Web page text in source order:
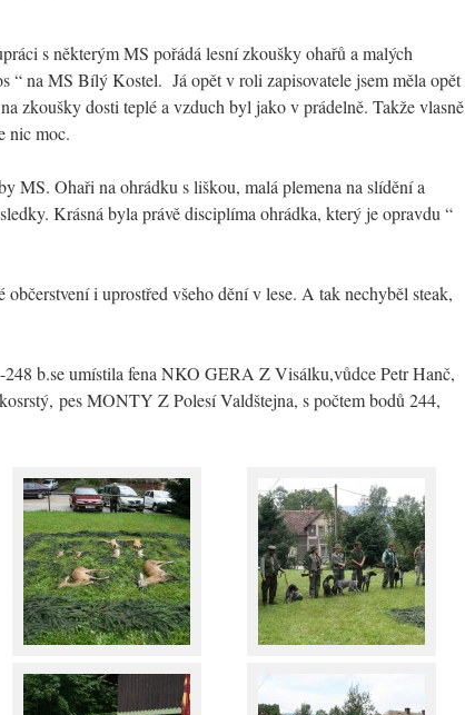
s některým MS pořádá lesní zkoušky ohařů a malých
“na MS Bílý Kostel. Já opět v roli zapisovatele jsem měla opět
zkoušky dosti teplé a vzduch byl jako v prádelně. Takže vlasně
nic moc.
MS. Ohaři na ohrádku s liškou, malá plemena na slídění a
Krásná byla právě disciplíma ohrádka, který je opravdu “
i uprostřed všeho dění v lese. A tak nechyběl steak,
b.se umístila fena NKO GERA Z Visálku,vůdce Petr Hanč,
pes MONTY Z Polesí Valdštejna, s počtem bodů 244,